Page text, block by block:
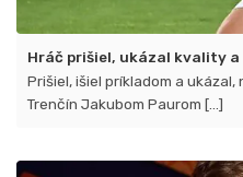
Hráč prišiel, ukázal kvality
Prišiel, išiel príkladom a
Trenčín Jakubom Paurom [...]